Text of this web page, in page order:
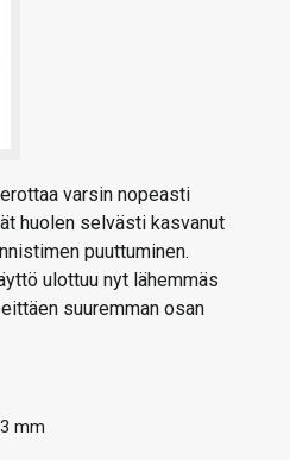
varsin nopeasti
huolen selvästi kasvanut
puuttuminen.
ulottuu nyt lähemmäs
suuremman osan
mm